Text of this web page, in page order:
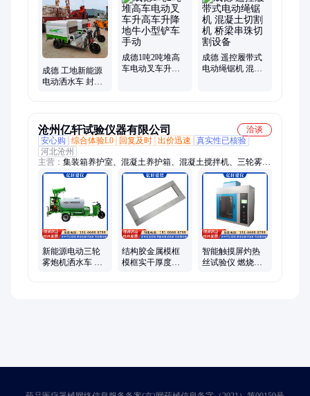
成德 工地新能源
电动洒水车 封闭
成德1吨2吨堆高
车电动叉车升高
成德 遥控履带式
电动绳锯机 混凝
沧州亿轩试验仪器有限公司
洽谈
安心购
综合体验L0 回复及时 出价迅速
真实性已核验
河北沧州
主营： 集装箱养护室、混凝土养护箱、混凝土搅拌机、三轮雾炮
机、混凝土压力机、混凝土搅拌站试验仪器、混凝土抗渗仪、混
凝土冻融试验机
新能源电动三轮
雾炮机洒水车 多
结构胶金属模框
模框实干厚度试
智能触摸屏灼热
丝试验仪 燃烧试